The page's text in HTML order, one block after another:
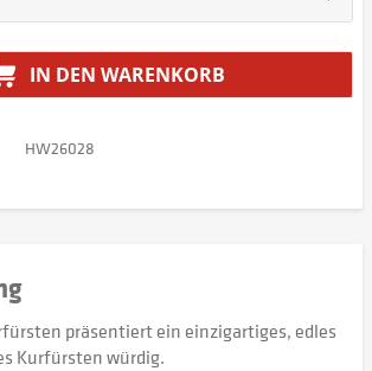
IN DEN WARENKORB
HW26028
präsentiert ein einzigartiges, edles
Kurfürsten würdig.